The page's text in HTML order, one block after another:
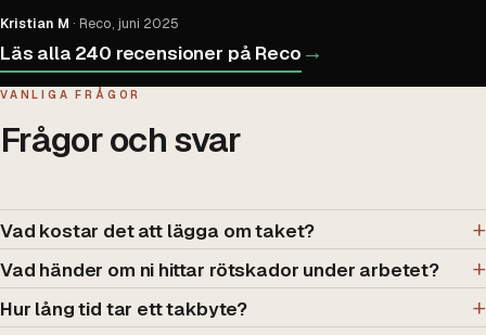
Kristian M · Reco, juni 2025
Läs alla 240 recensioner på Reco →
VANLIGA FRÅGOR
Frågor och svar
Vad kostar det att lägga om taket?
Vad händer om ni hittar rötskador under arbetet?
Hur lång tid tar ett takbyte?